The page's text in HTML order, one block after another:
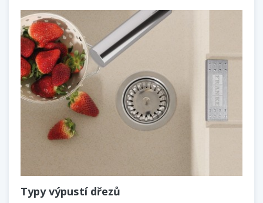
Typy výpustí dřezů